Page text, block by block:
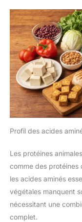
Profil des acides
Les protéines
comme des protéines
les acides aminés
végétales manquent
nécessitant une
complet.